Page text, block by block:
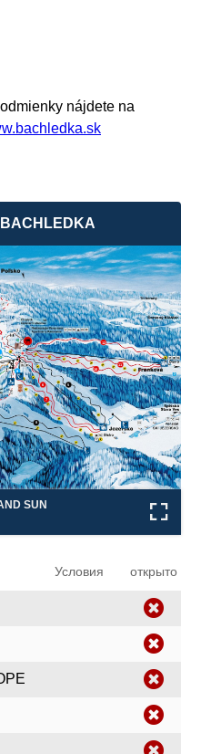
nájdete na
5
6
7
8
9 10
11
12
❌
❌
❌
❌
❌
❌
SUN
Условия открыто